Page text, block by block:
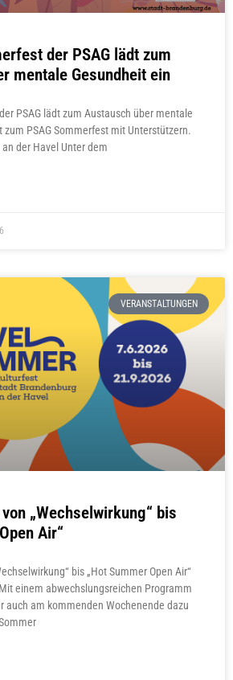
der PSAG lädt zum
mentale Gesundheit ein
PSAG lädt zum Austausch über mentale
zum PSAG Sommerfest mit Unterstützern.
der Havel Unter dem
VERANSTALTUNGEN
„Wechselwirkung“ bis
Air“
bis „Hot Summer Open Air“
einem abwechslungsreichen Programm
auch am kommenden Wochenende dazu